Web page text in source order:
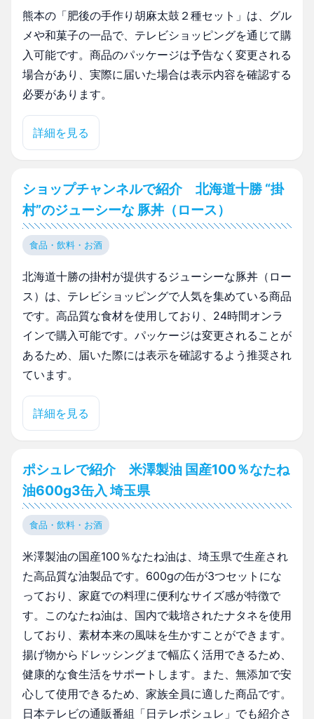
熊本の「肥後の手作り胡麻太鼓２種セット」は、グル
メや和菓子の一品で、テレビショッピングを通じて購
入可能です。商品のパッケージは予告なく変更される
場合があり、実際に届いた場合は表示内容を確認する
必要があります。
詳細を見る
ショップチャンネルで紹介 北海道十勝 “掛
村”のジューシーな 豚丼（ロース）
食品・飲料・お酒
北海道十勝の掛村が提供するジューシーな豚丼（ロー
ス）は、テレビショッピングで人気を集めている商品
です。高品質な食材を使用しており、24時間オンラ
インで購入可能です。パッケージは変更されることが
あるため、届いた際には表示を確認するよう推奨され
ています。
詳細を見る
ポシュレで紹介 米澤製油 国産100％なたね
油600g3缶入 埼玉県
食品・飲料・お酒
米澤製油の国産100％なたね油は、埼玉県で生産され
た高品質な油製品です。600gの缶が3つセットにな
っており、家庭での料理に便利なサイズ感が特徴で
す。このなたね油は、国内で栽培されたナタネを使用
しており、素材本来の風味を生かすことができます。
揚げ物からドレッシングまで幅広く活用できるため、
健康的な食生活をサポートします。また、無添加で安
心して使用できるため、家族全員に適した商品です。
日本テレビの通販番組「日テレポシュレ」でも紹介さ